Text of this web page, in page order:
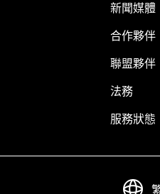
新聞媒體
合作夥伴
聯盟夥伴
法務
服務狀態